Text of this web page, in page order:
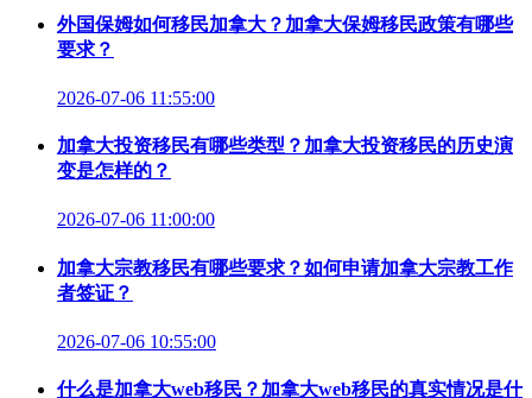
外国保姆如何移民加拿大？加拿大保姆移民政策有哪些
要求？
2026-07-06 11:55:00
加拿大投资移民有哪些类型？加拿大投资移民的历史演
变是怎样的？
2026-07-06 11:00:00
加拿大宗教移民有哪些要求？如何申请加拿大宗教工作
者签证？
2026-07-06 10:55:00
什么是加拿大web移民？加拿大web移民的真实情况是什